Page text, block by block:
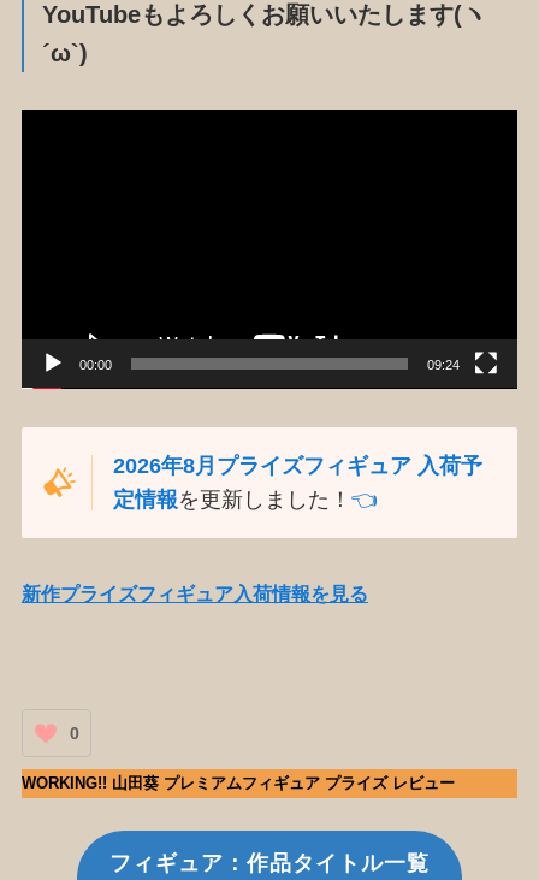
YouTubeもよろしくお願いいたします(ヽ
´ω`)
00:00 09:24
2026年8月プライズフィギュア 入荷予
定情報を更新しました！👈️
新作プライズフィギュア入荷情報を見る
0
WORKING!! 山田葵 プレミアムフィギュア プライズ レビュー
フィギュア：作品タイトル一覧